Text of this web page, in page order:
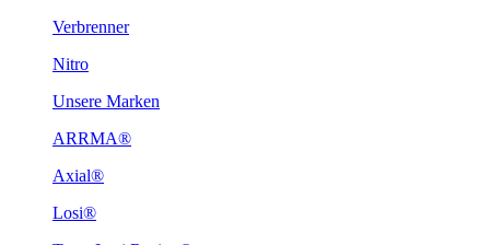
Verbrenner
Nitro
Unsere Marken
ARRMA®
Axial®
Losi®